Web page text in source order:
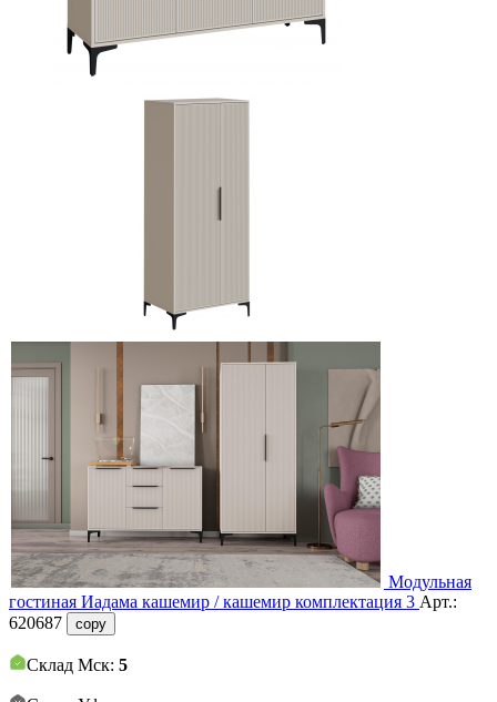
Модульная
гостиная Иадама кашемир / кашемир комплектация 3 Арт.:
620687
copy
Склад Мск: 5